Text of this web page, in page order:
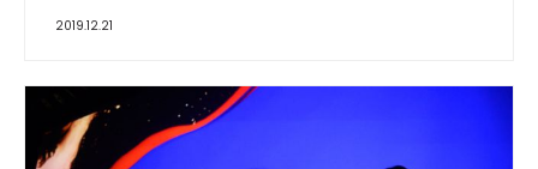
2019.12.21